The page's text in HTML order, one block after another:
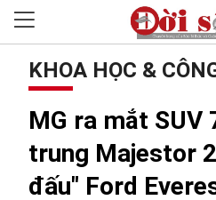
KHOA HỌC &
MG ra mắt SUV
trung Majestor
đấu" Ford